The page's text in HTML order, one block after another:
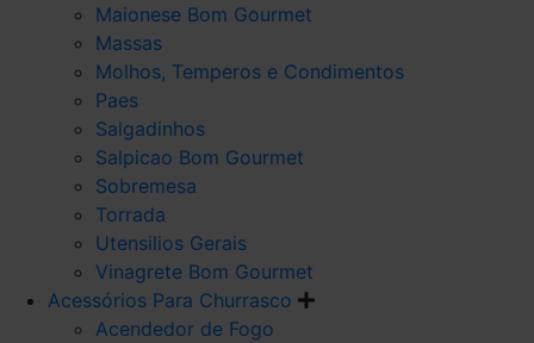
Maionese Bom Gourmet
Massas
Molhos, Temperos e Condimentos
Paes
Salgadinhos
Salpicao Bom Gourmet
Sobremesa
Torrada
Utensilios Gerais
Vinagrete Bom Gourmet
Acessórios Para Churrasco
Acendedor de Fogo